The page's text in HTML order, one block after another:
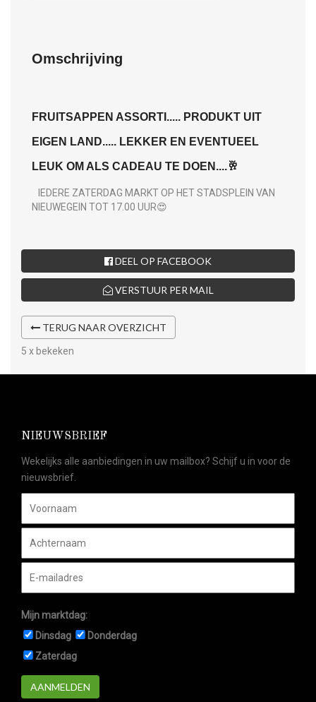
Omschrijving
FRUITSAPPEN ASSORTI..... PRODUKT UIT
EIGEN LAND..... LEKKER EN EVENTUEEL
LEUK OM ALS CADEAU TE DOEN....🥂
IEDERE ZATERDAG MARKT OP HET STADSPLEIN VAN
NIEUWEGEIN TOT 17.00 UUR😍
DEEL OP FACEBOOK
VERSTUUR PER MAIL
TERUG NAAR OVERZICHT
5 x bekeken
NIEUWSBRIEF
Wekelijks alle aanbiedingen in uw mailbox? Schijf u in voor de
nieuwsbrief.
Mijn marktdag:
Dinsdag
Donderdag
Zaterdag
AANMELDEN